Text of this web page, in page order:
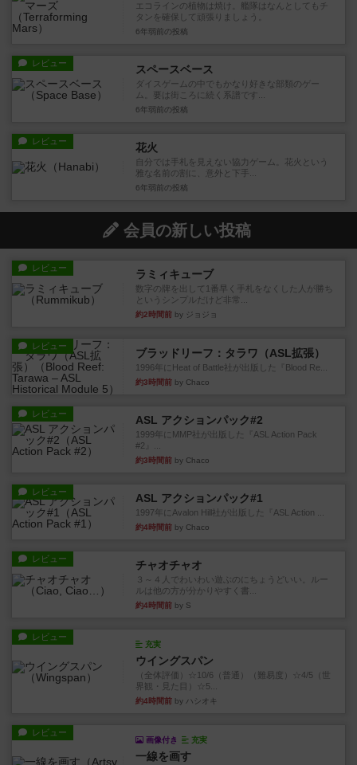
エコラインの植物は焼け。艦隊はなんとしてもチ
タンを確保して頑張りましょう。
6年弱前 の投稿
レビュー スペースベース
ダイスゲームの中でもかなり好きな部類のゲー
ム。要は街ころに続く系譜です...
6年弱前 の投稿
レビュー 花火
自分では手札を見えない協力ゲーム。花火という
雅な名前の割に、意外と下手...
6年弱前 の投稿
会員の新しい投稿
レビュー ラミィキューブ
数字の牌を出して1番早く手札をなくした人が勝ち
というシンプルだけど非常...
約2時間前 by ジョジョ
レビュー
ブラッドリーフ：タラワ（ASL拡張）
1996年にHeat of Battle社が出版した『Blood Re...
約3時間前 by Chaco
レビュー ASL アクションパック#2
1999年にMMP社が出版した『ASL Action Pack
#2』...
約3時間前 by Chaco
レビュー ASL アクションパック#1
1997年にAvalon Hill社が出版した『ASL Action ...
約4時間前 by Chaco
レビュー チャオチャオ
３～４人でわいわい遊ぶのにちょうどいい。ルー
ルは他の方が分かりやすく書...
約4時間前 by S
レビュー
充実
ウイングスパン
（全体評価）☆10/6（普通）（難易度）☆4/5（世
界観・見た目）☆5...
約4時間前 by ハシオキ
レビュー
画像付き 充実
一線を画す